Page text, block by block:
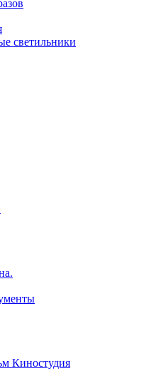
светильники
Киностудия